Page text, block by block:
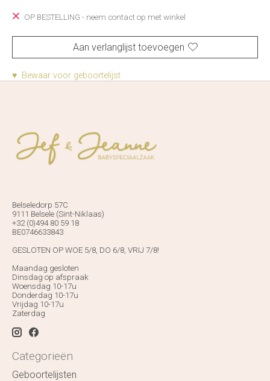
OP BESTELLING - neem contact op met winkel
Aan verlanglijst toevoegen
♥ Bewaar voor geboortelijst
Belseledorp 57C
9111 Belsele (Sint-Niklaas)
+32 (0)494 80 59 18
BE0746633843
GESLOTEN OP WOE 5/8, DO 6/8, VRIJ 7/8!
Maandag gesloten
Dinsdag op afspraak
Woensdag 10-17u
Donderdag 10-17u
Vrijdag 10-17u
Zaterdag
Categorieën
Geboortelijsten